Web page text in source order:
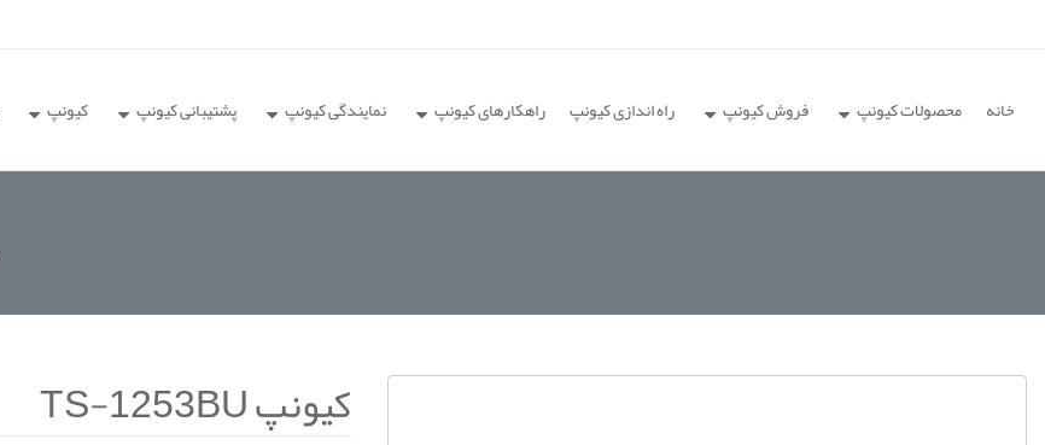
خانه محصولات کیونپ فروش کیونپ راه اندازی کیونپ راهکارهای کیونپ نمایندگی کیونپ پشتیبانی کیونپ کیونپ
کیونپ TS-1253BU